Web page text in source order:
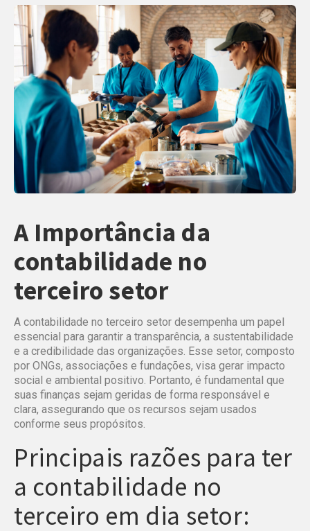
A Importância da
contabilidade no
terceiro setor
A contabilidade no terceiro setor desempenha um papel
essencial para garantir a transparência, a sustentabilidade
e a credibilidade das organizações. Esse setor, composto
por ONGs, associações e fundações, visa gerar impacto
social e ambiental positivo. Portanto, é fundamental que
suas finanças sejam geridas de forma responsável e
clara, assegurando que os recursos sejam usados
conforme seus propósitos.
Principais razões para ter
a contabilidade no
terceiro em dia setor: